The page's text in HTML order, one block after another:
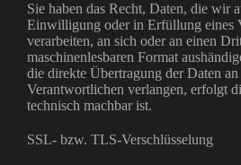
Sie haben das Recht, Daten, die wir
Einwilligung oder in Erfüllung eines
verarbeiten, an sich oder an einen
maschinenlesbaren Format
die direkte Übertragung der Daten an
Verantwortlichen verlangen, erfolgt
technisch machbar ist.
SSL- bzw. TLS-Verschlüsselung